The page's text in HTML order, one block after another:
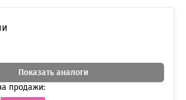
Показать аналоги
продажи: